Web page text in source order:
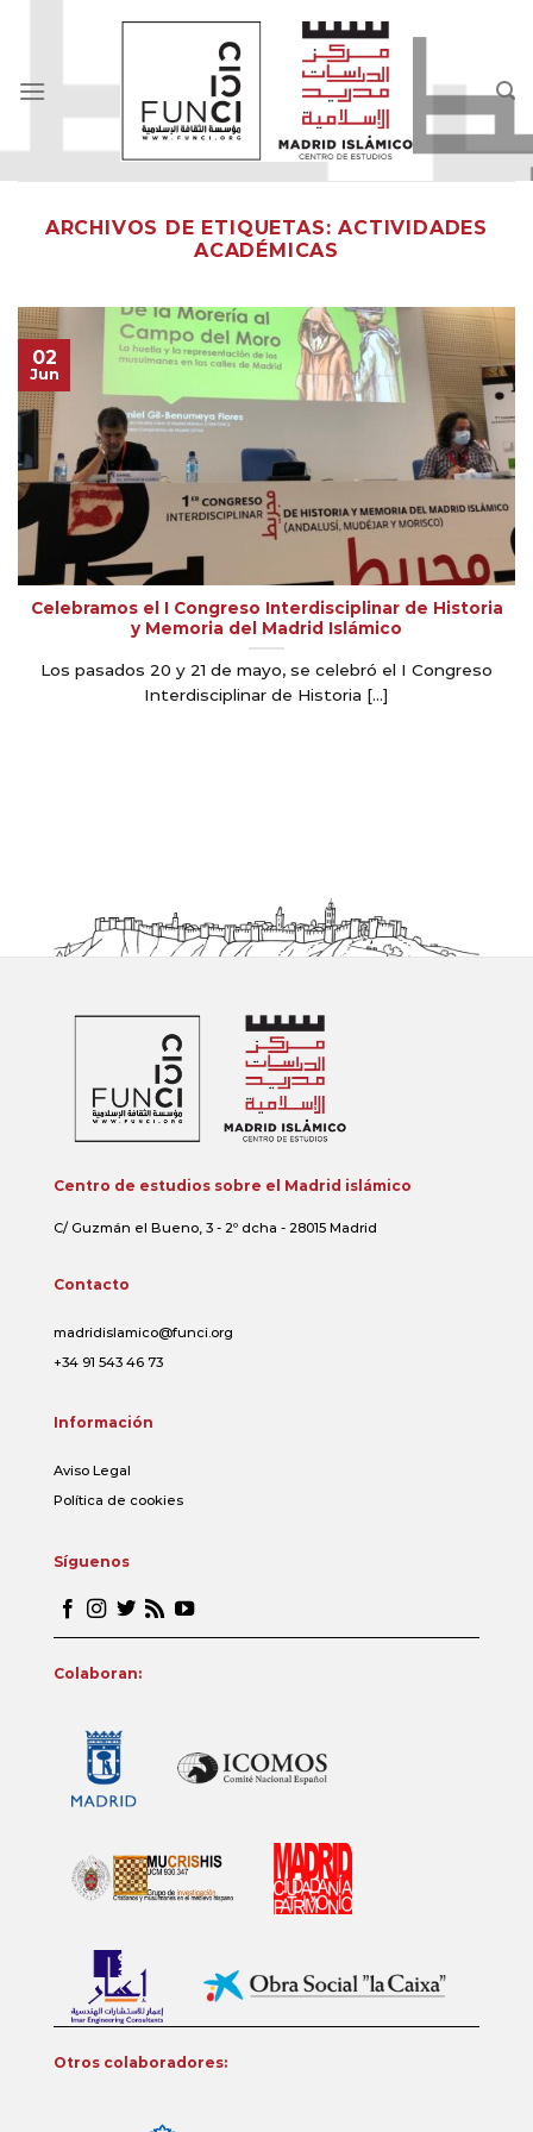
ARCHIVOS DE ETIQUETAS:ACTIVIDADES
ACADÉMICAS
Celebramos el I Congreso Interdisciplinar de Historia
y Memoria del Madrid Islámico
Los pasados 20 y 21 de mayo, se celebró el I Congreso
Interdisciplinar de Historia [...]
02
Jun
Centro de estudios sobre el Madrid islámico
C/ Guzmán el Bueno, 3 - 2º dcha - 28015 Madrid
Contacto
madridislamico@funci.org
+34 91 543 46 73
Información
Aviso Legal
Política de cookies
Síguenos
Colaboran:
Otros colaboradores: